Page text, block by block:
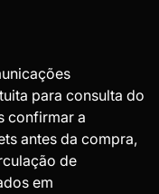
para consulta do
confirmar a
antes da compra,
de
em